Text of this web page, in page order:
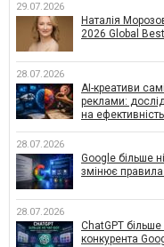
29.07.2026
Наталія
2026 Global
28.07.2026
AI-креативи
реклами:
на
28.07.2026
Google більше
змінює
28.07.2026
ChatGPT
конкурента